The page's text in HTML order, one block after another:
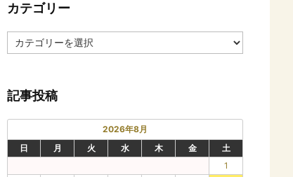
事
カテゴリー
カ
テ
ー
記事投稿
2026年8月
日
月 火 水 木 金
土
1